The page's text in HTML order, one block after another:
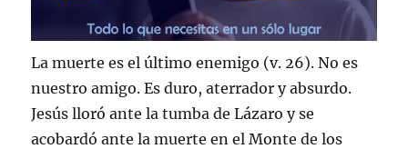
La muerte es el último enemigo (v. 26). No es
nuestro amigo. Es duro, aterrador y absurdo.
Jesús lloró ante la tumba de Lázaro y se
acobardó ante la muerte en el Monte de los